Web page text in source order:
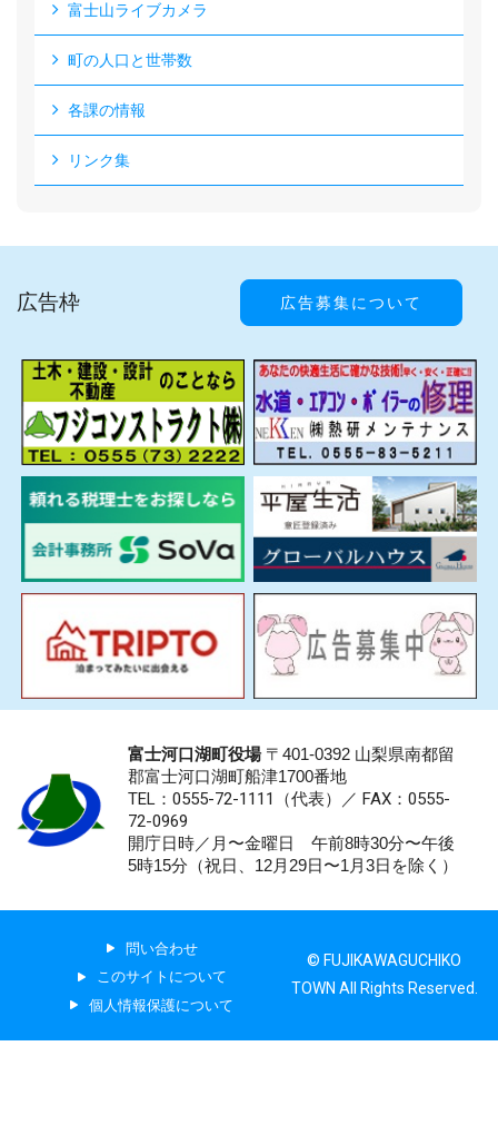
富士山ライブカメラ
町の人口と世帯数
各課の情報
リンク集
広告枠 広告募集について
富士河口湖町役場〒401-0392 山梨県南都留
郡富士河口湖町船津1700番地
TEL：0555-72-1111 （代表）／ FAX：0555-
72-0969
開庁日時／月〜金曜日 午前8時30分〜午後
5時15分（祝日、12月29日〜1月3日を除く）
問い合わせ
このサイトについて
個人情報保護について
© FUJIKAWAGUCHIKO
TOWN All Rights Reserved.